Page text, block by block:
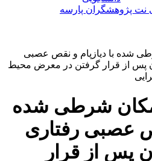
نت پژوهشگران پارسه
شده با دیازپام و نقص عصبی
پس از قرار گرفتن در معرض محیط
شرطی شده
عصبی رفتاری
پس از قرار